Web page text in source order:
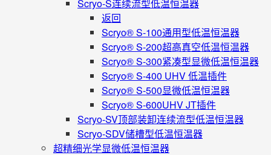
Scryo-S连续流型低温恒温器
返回
Scryo® S-100通用型低温恒温器
Scryo® S-200超高真空低温恒温器
Scryo® S-300紧凑型显微低温恒温器
Scryo® S-400 UHV 低温插件
Scryo® S-500显微低温恒温器
Scryo® S-600UHV JT插件
Scryo-SV顶部装卸连续流型低温恒温器
Scryo-SDV储槽型低温恒温器
超精细光学显微低温恒温器